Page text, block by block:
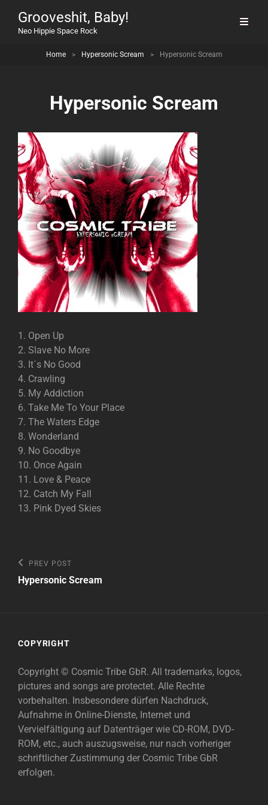
Grooveshit, Baby!
Neo Hippie Space Rock
Home > Hypersonic Scream > Hypersonic Scream
Hypersonic Scream
1. Open Up
2. Slave No More
3. It´s No Good
4. Crawling
5. My Addiction
6. Take Me To Your Place
7. The Waters Edge
8. Wonderland
9. No Goodbye
10. Once Again
11. Love & Peace
12. Catch My Fall
13. Pink Dyed Skies
Beitragsnavigation
Previous
Post
PREV POST
Hypersonic Scream
COPYRIGHT
Copyright © Cosmic Tribe GbR. All trademarks, logos,
pictures and songs are protectet. Alle Rechte
vorbehalten. Insbesondere dürfen Nachdruck,
Aufnahme in Online-Dienste, Internet und
Vervielfältigung auf Datenträger wie CD-ROM, DVD-
ROM, etc., auch auszugsweise, nur nach vorheriger
schriftlicher Zustimmung der Cosmic Tribe GbR
erfolgen.